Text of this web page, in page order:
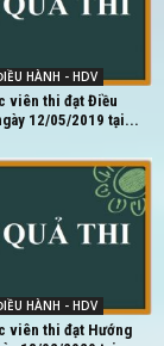
HÀNH - HDV
viên thi đạt Điều
12/05/2019 tại...
HÀNH - HDV
viên thi đạt Hướng